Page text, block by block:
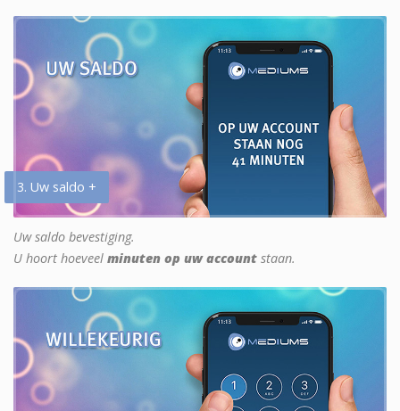
3. Uw saldo +
Uw saldo bevestiging.
U hoort hoeveel minuten op uw account staan.